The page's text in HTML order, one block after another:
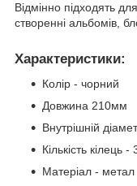
Відмінно підходять
створенні альбомів,
Характеристики:
Колір - чорний
Довжина 210мм
Внутрішній
Кількість кілець -
Матеріал - метал